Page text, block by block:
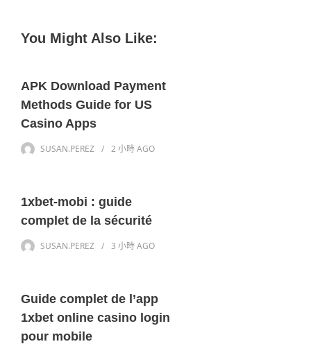
You Might Also Like:
APK Download Payment
Methods Guide for US
Casino Apps
SUSAN.PEREZ 2 小時AGO
1xbet-mobi : guide
complet de la sécurité
SUSAN.PEREZ 3 小時AGO
Guide complet de l’app
1xbet online casino login
pour mobile